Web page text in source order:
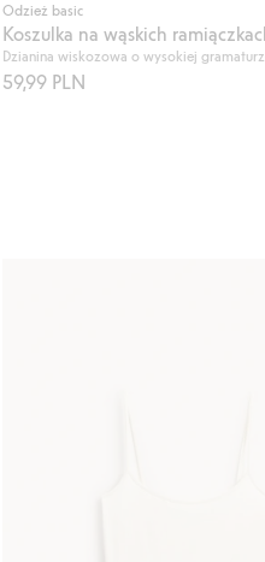
Odzież basic
Koszulka na wąskich
Dzianina wiskozowa o wysokiej
59,99 PLN